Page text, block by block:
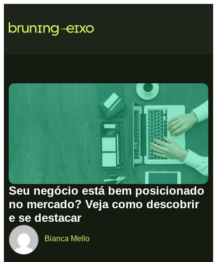
Seu negócio está bem posicionado
no mercado? Veja como descobrir
e se destacar
Bianca Mello